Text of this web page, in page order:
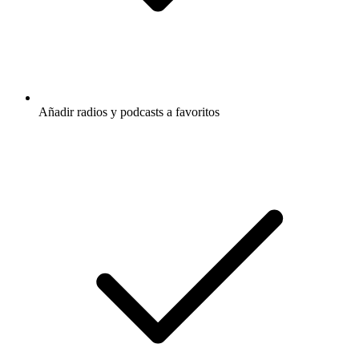
Añadir radios y podcasts a favoritos